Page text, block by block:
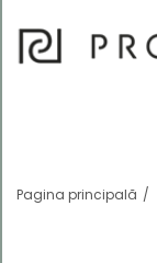
Pagina principală
Filtre